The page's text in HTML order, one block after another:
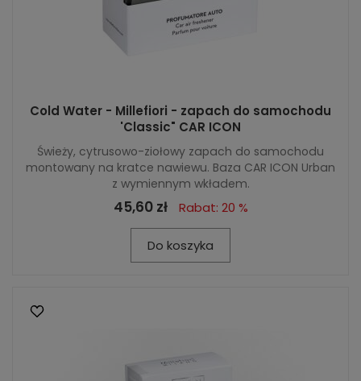
Cold Water - Millefiori - zapach do samochodu
'Classic" CAR ICON
Świeży, cytrusowo-ziołowy zapach do samochodu
montowany na kratce nawiewu. Baza CAR ICON Urban
z wymiennym wkładem.
45,60 zł Rabat: 20 %
Do koszyka